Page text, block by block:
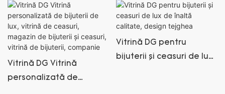
Vitrină DG Vitrină
personalizată de
Vitrină DG pentru
bijuterii și ceasuri de lux